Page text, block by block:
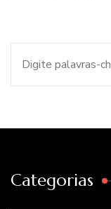
Categorias